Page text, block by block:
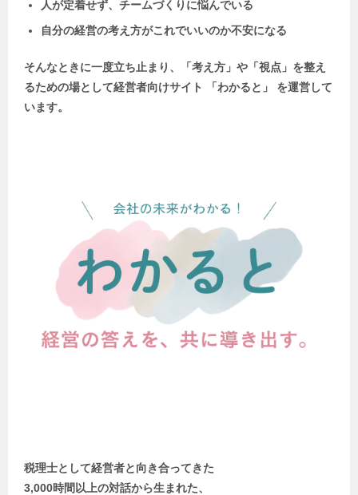
人が定着せず、チームづくりに悩んでいる
自分の経営の考え方がこれでいいのか不安になる
そんなときに一度立ち止まり、「考え方」や「視点」を整え
るための場として経営者向けサイト 「わかると」 を運営して
います。
税理士として経営者と向き合ってきた
3,000時間以上の対話から生まれた、